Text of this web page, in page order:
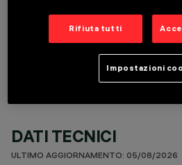
COMPONENTI
DATI TECNICI
ULTIMO AGGIORNAMENTO: 05/08/2026
Rifiuta tutti
Impostazioni